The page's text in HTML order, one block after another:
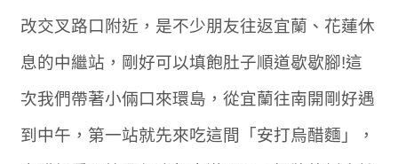
改交叉路口附近，是不少朋友往返宜蘭、花蓮休
息的中繼站，剛好可以填飽肚子順道歇歇腳!這
次我們帶著小倆口來環島，從宜蘭往南開剛好遇
到中午，第一站就先來吃這間「安打烏醋麵」，